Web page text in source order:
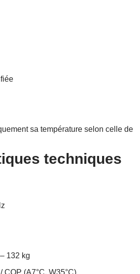
sa température selon celle de
techniques
132 kg
COP (A7°C, W35°C)